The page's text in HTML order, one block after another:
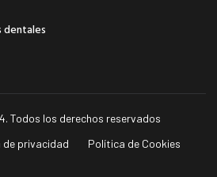
dentales
Todos los derechos reservados
privacidad Política de Cookies